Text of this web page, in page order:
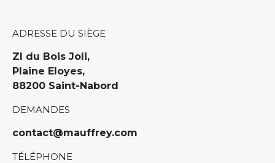
ADRESSE DU SIÈGE
ZI du Bois Joli,
Plaine Eloyes,
88200 Saint-Nabord
DEMANDES
contact@mauffrey.com
TÉLÉPHONE